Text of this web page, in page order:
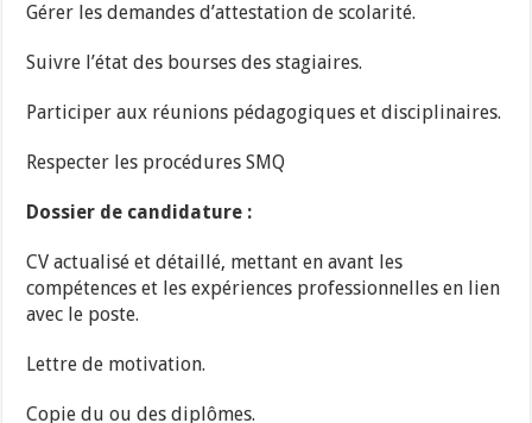
Gérer les demandes d’attestation de scolarité.
Suivre l’état des bourses des stagiaires.
Participer aux réunions pédagogiques et disciplinaires.
Respecter les procédures SMQ
Dossier de candidature :
CV actualisé et détaillé, mettant en avant les
compétences et les expériences professionnelles en lien
avec le poste.
Lettre de motivation.
Copie du ou des diplômes.